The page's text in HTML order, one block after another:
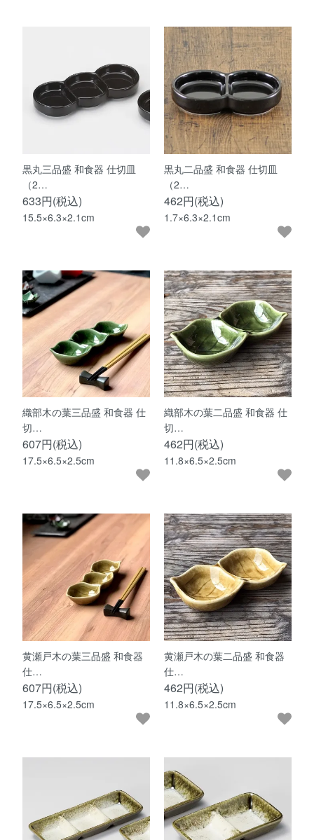
黒丸三品盛 和食器 仕切皿
（2…
633円(税込)
15.5×6.3×2.1cm
黒丸二品盛 和食器 仕切皿
（2…
462円(税込)
1.7×6.3×2.1cm
織部木の葉三品盛 和食器 仕
切…
607円(税込)
17.5×6.5×2.5cm
織部木の葉二品盛 和食器 仕
切…
462円(税込)
11.8×6.5×2.5cm
黄瀬戸木の葉三品盛 和食器
仕…
607円(税込)
17.5×6.5×2.5cm
黄瀬戸木の葉二品盛 和食器
仕…
462円(税込)
11.8×6.5×2.5cm